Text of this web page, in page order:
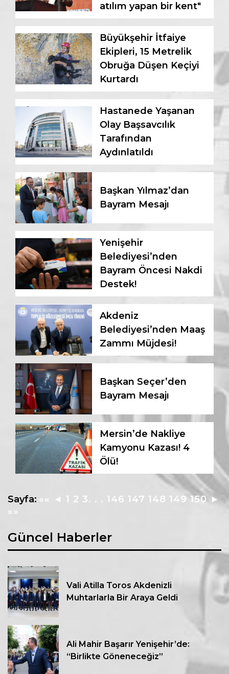
atılım yapan bir kent"
Büyükşehir İtfaiye
Ekipleri, 15 Metrelik
Obruğa Düşen Keçiyi
Kurtardı
Hastanede Yaşanan
Olay Başsavcılık
Tarafından
Aydınlatıldı
Başkan Yılmaz’dan
Bayram Mesajı
Yenişehir
Belediyesi’nden
Bayram Öncesi Nakdi
Destek!
Akdeniz
Belediyesi’nden Maaş
Zammı Müjdesi!
Başkan Seçer’den
Bayram Mesajı
Mersin’de Nakliye
Kamyonu Kazası! 4
Ölü!
Sayfa: «« ◄ 1 2 3. . . 146 147 148 149 150 ►
»»
Güncel Haberler
Vali Atilla Toros Akdenizli
Muhtarlarla Bir Araya Geldi
Ali Mahir Başarır Yenişehir’de:
“Birlikte Göneneceğiz”